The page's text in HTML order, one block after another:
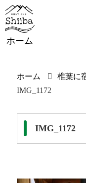
ホーム
ホーム 椎葉に
IMG_1172
IMG_1172